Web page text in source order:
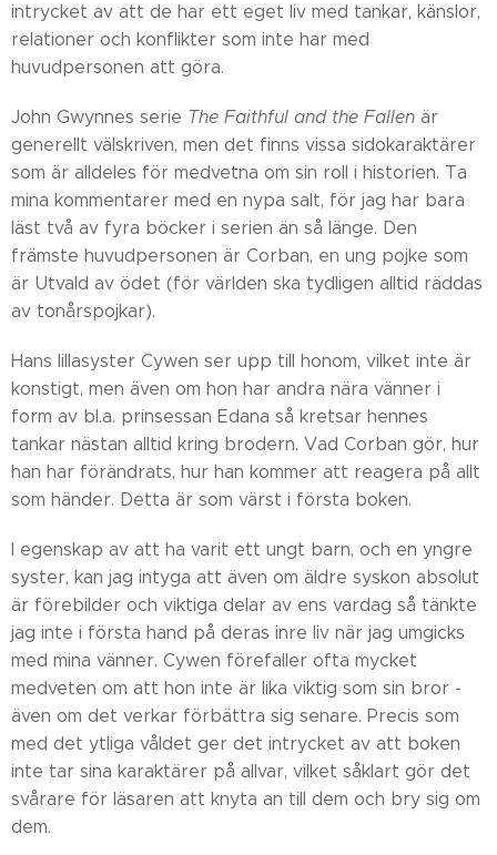
intrycket av att de har ett eget liv med tankar, känslor,
relationer och konflikter som inte har med
huvudpersonen att göra.
John Gwynnes serie The Faithful and the Fallen är
generellt välskriven, men det finns vissa sidokaraktärer
som är alldeles för medvetna om sin roll i historien. Ta
mina kommentarer med en nypa salt, för jag har bara
läst två av fyra böcker i serien än så länge. Den
främste huvudpersonen är Corban, en ung pojke som
är Utvald av ödet (för världen ska tydligen alltid räddas
av tonårspojkar).
Hans lillasyster Cywen ser upp till honom, vilket inte är
konstigt, men även om hon har andra nära vänner i
form av bl.a. prinsessan Edana så kretsar hennes
tankar nästan alltid kring brodern. Vad Corban gör, hur
han har förändrats, hur han kommer att reagera på allt
som händer. Detta är som värst i första boken.
I egenskap av att ha varit ett ungt barn, och en yngre
syster, kan jag intyga att även om äldre syskon absolut
är förebilder och viktiga delar av ens vardag så tänkte
jag inte i första hand på deras inre liv när jag umgicks
med mina vänner. Cywen förefaller ofta mycket
medveten om att hon inte är lika viktig som sin bror -
även om det verkar förbättra sig senare. Precis som
med det ytliga våldet ger det intrycket av att boken
inte tar sina karaktärer på allvar, vilket såklart gör det
svårare för läsaren att knyta an till dem och bry sig om
dem.